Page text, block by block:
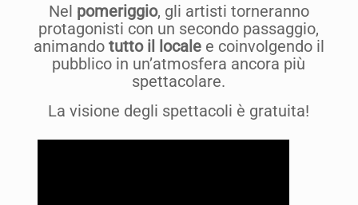
Nel pomeriggio, gli artisti torneranno
protagonisti con un secondo passaggio,
animando tutto il locale e coinvolgendo il
pubblico in un’atmosfera ancora più
spettacolare.
La visione degli spettacoli è gratuita!